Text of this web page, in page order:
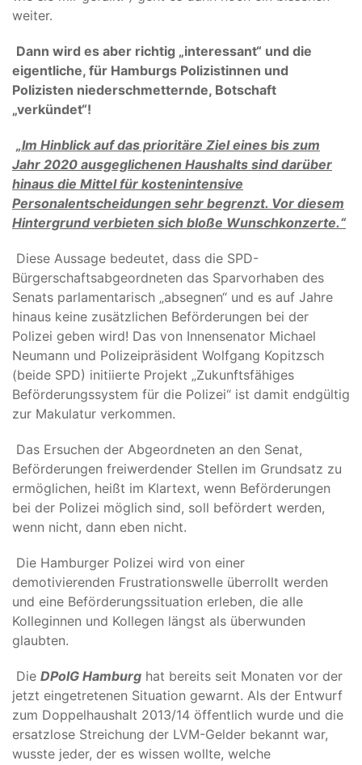
weiter.
Dann wird es aber richtig „interessant“ und die
eigentliche, für Hamburgs Polizistinnen und
Polizisten niederschmetternde, Botschaft
„verkündet“!
„Im Hinblick auf das prioritäre Ziel eines bis zum
Jahr 2020 ausgeglichenen Haushalts sind darüber
hinaus die Mittel für kostenintensive
Personalentscheidungen sehr begrenzt. Vor diesem
Hintergrund verbieten sich bloße Wunschkonzerte.“
Diese Aussage bedeutet, dass die SPD-
Bürgerschaftsabgeordneten das Sparvorhaben des
Senats parlamentarisch „absegnen“ und es auf Jahre
hinaus keine zusätzlichen Beförderungen bei der
Polizei geben wird! Das von Innensenator Michael
Neumann und Polizeipräsident Wolfgang Kopitzsch
(beide SPD) initiierte Projekt „Zukunftsfähiges
Beförderungssystem für die Polizei“ ist damit endgültig
zur Makulatur verkommen.
Das Ersuchen der Abgeordneten an den Senat,
Beförderungen freiwerdender Stellen im Grundsatz zu
ermöglichen, heißt im Klartext, wenn Beförderungen
bei der Polizei möglich sind, soll befördert werden,
wenn nicht, dann eben nicht.
Die Hamburger Polizei wird von einer
demotivierenden Frustrationswelle überrollt werden
und eine Beförderungssituation erleben, die alle
Kolleginnen und Kollegen längst als überwunden
glaubten.
Die DPolG Hamburg hat bereits seit Monaten vor der
jetzt eingetretenen Situation gewarnt. Als der Entwurf
zum Doppelhaushalt 2013/14 öffentlich wurde und die
ersatzlose Streichung der LVM-Gelder bekannt war,
wusste jeder, der es wissen wollte, welche